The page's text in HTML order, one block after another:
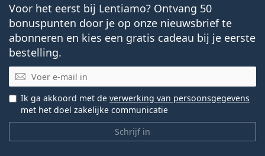
Voor het eerst bij Lentiamo? Ontvang 50
bonuspunten door je op onze nieuwsbrief te
abonneren en kies een gratis cadeau bij je eerste
bestelling.
E-mail
Schrijf in
Ik ga akkoord met de verwerking van persoonsgegevens
met het doel zakelijke communicatie